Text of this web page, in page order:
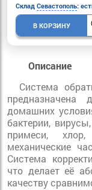
Склад Севастополь:
В КОРЗИНУ
Описание
Система
домашних
бактерии,
примеси,
механические
Система
что делает её
качеству